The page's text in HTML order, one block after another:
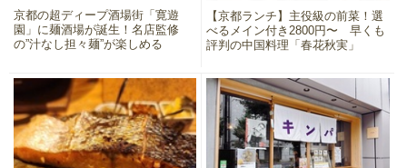
京都の超ディープ酒場街「寛遊
園」に麺酒場が誕生！名店監修
の”汁なし担々麺”が楽しめる
【京都ランチ】主役級の前菜！選
べるメイン付き2800円〜 早くも
評判の中国料理「春花秋実」